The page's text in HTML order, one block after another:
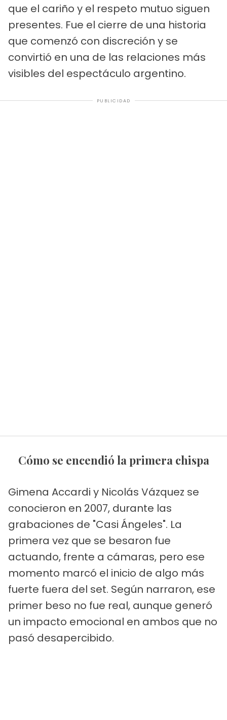
que el cariño y el respeto mutuo siguen
presentes. Fue el cierre de una historia
que comenzó con discreción y se
convirtió en una de las relaciones más
visibles del espectáculo argentino.
PUBLICIDAD
Cómo se encendió la primera chispa
Gimena Accardi y Nicolás Vázquez se
conocieron en 2007, durante las
grabaciones de "Casi Ángeles". La
primera vez que se besaron fue
actuando, frente a cámaras, pero ese
momento marcó el inicio de algo más
fuerte fuera del set. Según narraron, ese
primer beso no fue real, aunque generó
un impacto emocional en ambos que no
pasó desapercibido.